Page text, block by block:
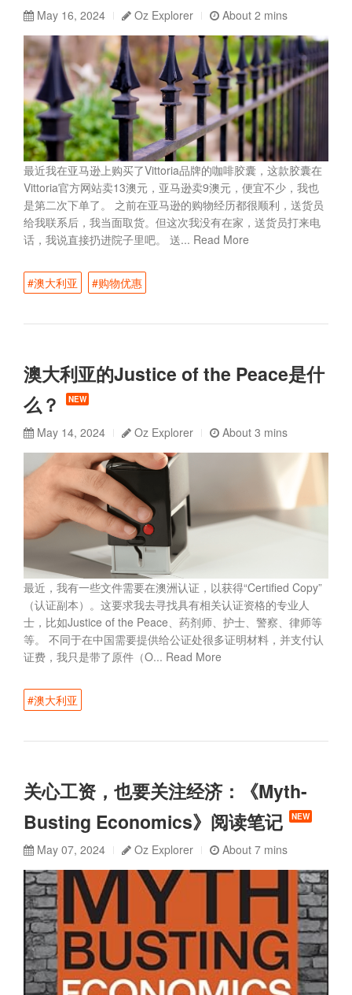
May 16, 2024 Oz Explorer About 2 mins
最近我在亚马逊上购买了Vittoria品牌的咖啡胶囊，这款胶囊在
Vittoria官方网站卖13澳元，亚马逊卖9澳元，便宜不少，我也
是第二次下单了。 之前在亚马逊的购物经历都很顺利，送货员
给我联系后，我当面取货。但这次我没有在家，送货员打来电
话，我说直接扔进院子里吧。 送... Read More
#澳大利亚 #购物优惠
澳大利亚的Justice of the Peace是什
么？
NEW
May 14, 2024 Oz Explorer About 3 mins
最近，我有一些文件需要在澳洲认证，以获得“Certified Copy”
（认证副本）。这要求我去寻找具有相关认证资格的专业人
士，比如Justice of the Peace、药剂师、护士、警察、律师等
等。 不同于在中国需要提供给公证处很多证明材料，并支付认
证费，我只是带了原件（O... Read More
#澳大利亚
关心工资，也要关注经济：《Myth-
Busting Economics》阅读笔记
NEW
May 07, 2024 Oz Explorer About 7 mins